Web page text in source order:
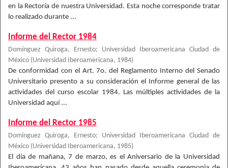
en la Rectoría de nuestra Universidad. Esta noche corresponde tratar
lo realizado durante ...
Informe del Rector 1984
Domínguez Quiroga, Ernesto; Universidad Iberoamericana Ciudad de
México (Universidad Iberoamericana, 1984)
De conformidad con el Art. 7o. del Reglamento Interno del Senado
Universitario presento a su consideración el Informe general de las
actividades del curso escolar 1984. Las múltiples actividades de la
Universidad aquí ...
Informe del Rector 1985
Domínguez Quiroga, Ernesto; Universidad Iberoamericana Ciudad de
México (Universidad Iberoamericana, 1985)
El día de mañana, 7 de marzo, es el Aniversario de la Universidad